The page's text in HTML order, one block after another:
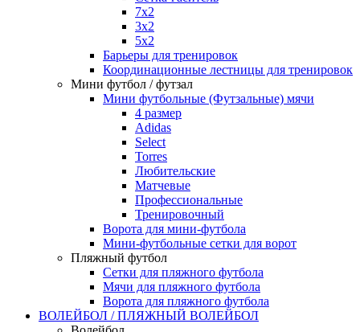
7x2
3х2
5х2
Барьеры для тренировок
Координационные лестницы для тренировок
Мини футбол / футзал
Мини футбольные (Футзальные) мячи
4 размер
Adidas
Select
Torres
Любительские
Матчевые
Профессиональные
Тренировочный
Ворота для мини-футбола
Мини-футбольные сетки для ворот
Пляжный футбол
Сетки для пляжного футбола
Мячи для пляжного футбола
Ворота для пляжного футбола
ВОЛЕЙБОЛ / ПЛЯЖНЫЙ ВОЛЕЙБОЛ